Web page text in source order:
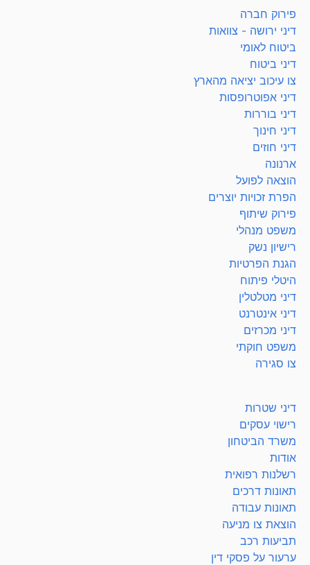
פירוק חברה
דיני ירושה - צוואות
ביטוח לאומי
דיני ביטוח
צו עיכוב יציאה מהארץ
דיני אפוטרופסות
דיני בוררות
דיני חינוך
דיני חוזים
ארנונה
הוצאה לפועל
הפרת זכויות יוצרים
פירוק שיתוף
משפט מנהלי
רישיון נשק
הגנת הפרטיות
היטלי פיתוח
דיני מטלטלין
דיני אינטרנט
דיני מכרזים
משפט חוקתי
צו סגירה
דיני שטרות
רישוי עסקים
משרד הביטחון
אודות
רשלנות רפואית
תאונות דרכים
תאונות עבודה
הוצאת צו מניעה
תביעות רכב
ערעור על פסקי דין